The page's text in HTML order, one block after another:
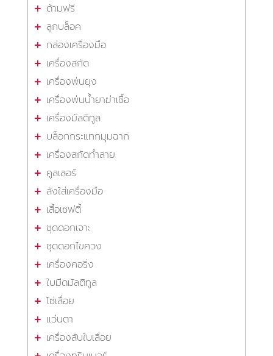
ด้ามฟรี
ลูกบล็อค
กล่องเครื่องมือ
เครื่องสกัด
เครื่องพ่นยุง
เครื่องพ่นน้ำยาฆ่าเชื้อ
เครื่องมัลติทูล
บล็อกกระแทกมุมฉาก
เครื่องสกัดทำลาย
คูลเลอร์
ลังใส่เครื่องมือ
เสื้อเซฟตี้
ชุดดอกเจาะ
ชุดดอกไขควง
เครื่องคอริ่ง
ใบมีดมัลติทูล
โซ่เลื่อย
แว่นตา
เครื่องลับใบเลื่อย